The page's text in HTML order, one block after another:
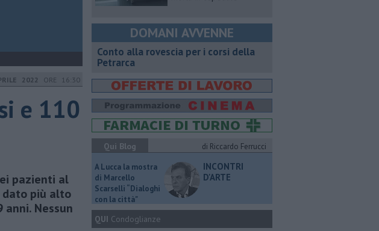
2022 ORE 16:30
e 110
pazienti al
dato più alto
Nessun
DOMANI AVVENNE
​Conto alla rovescia per i corsi della
Petrarca
Qui Blog
di Riccardo Ferrucci
A Lucca la mostra
di Marcello
Scarselli “Dialoghi
con la città"
INCONTRI
D'ARTE
QUI Condoglianze